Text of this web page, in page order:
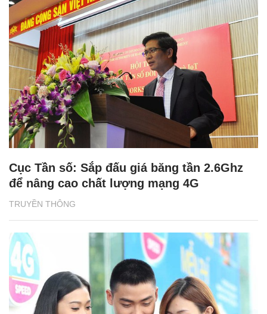
TRUYỀN THÔNG
Cục Tần số: Sắp đấu giá băng tần 2.6Ghz
để nâng cao chất lượng mạng 4G